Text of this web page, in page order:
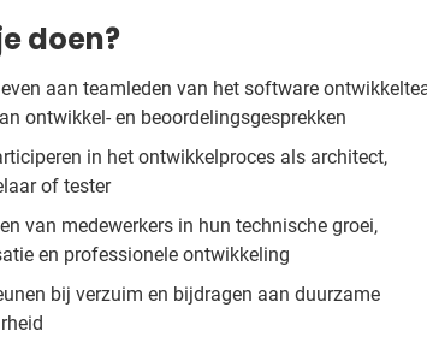
doen?
aan teamleden van het software
ontwikkel- en beoordelingsgesprekken
in het ontwikkelproces als architect,
of tester
van medewerkers in hun technische groei,
en professionele ontwikkeling
bij verzuim en bijdragen aan duurzame